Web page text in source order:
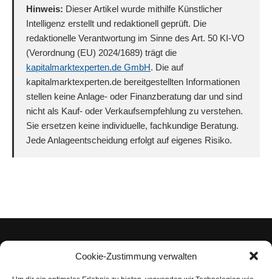
Cookie-Zustimmung verwalten
Hinweis: Dieser Artikel wurde mithilfe Künstlicher
Intelligenz erstellt und redaktionell geprüft. Die
redaktionelle Verantwortung im Sinne des Art. 50 KI-VO
(Verordnung (EU) 2024/1689) trägt die
kapitalmarktexperten.de GmbH. Die auf
kapitalmarktexperten.de bereitgestellten Informationen
stellen keine Anlage- oder Finanzberatung dar und sind
nicht als Kauf- oder Verkaufsempfehlung zu verstehen.
Sie ersetzen keine individuelle, fachkundige Beratung.
Jede Anlageentscheidung erfolgt auf eigenes Risiko.